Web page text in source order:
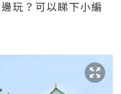
玩？可以睇下小編